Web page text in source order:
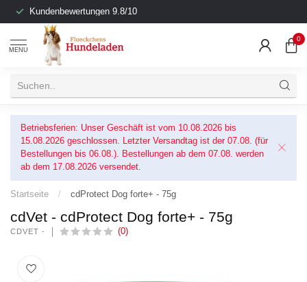
Kundenbewertungen 9.8/10
MENU
0
Betriebsferien: Unser Geschäft ist vom 10.08.2026 bis
15.08.2026 geschlossen. Letzter Versandtag ist der 07.08. (für
Bestellungen bis 06.08.). Bestellungen ab dem 07.08. werden
ab dem 17.08.2026 versendet.
Startseite / cdProtect Dog forte+ - 75g
cdVet - cdProtect Dog forte+ - 75g
CDVET - (0)